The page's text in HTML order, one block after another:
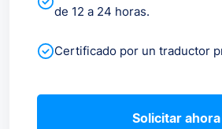
de 12 a 24 horas.
Certificado por un traductor
Solicitar ahora